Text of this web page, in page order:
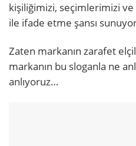
kişiliğimizi, seçimlerimizi
ile ifade etme şansı
Zaten markanın zarafet
markanın bu sloganla ne
anlıyoruz…